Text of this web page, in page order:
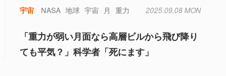
宇宙 NASA 地球 宇宙 月 重力 2025.09.08 MON
「重力が弱い月面なら高層ビルから飛び降り
ても平気？」科学者「死にます」